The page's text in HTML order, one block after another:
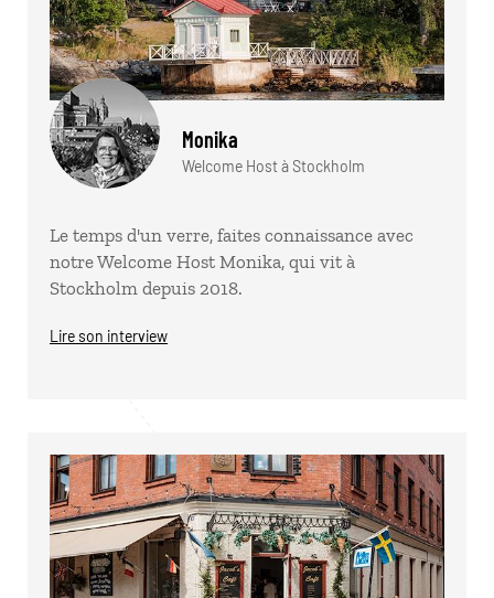
Monika
Welcome Host à Stockholm
Le temps d'un verre, faites connaissance avec
notre Welcome Host Monika, qui vit à
Stockholm depuis 2018.
Lire son interview